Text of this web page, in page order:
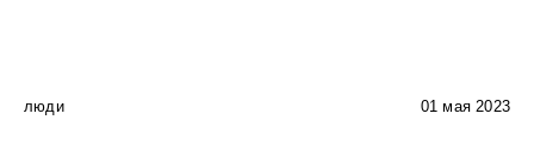
люди 01 мая 2023